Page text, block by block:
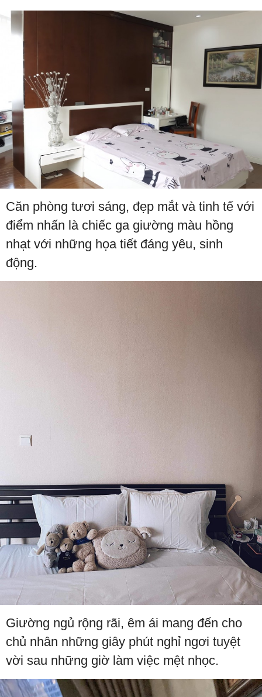
Căn phòng tươi sáng, đẹp mắt và tinh tế với
điểm nhấn là chiếc ga giường màu hồng
nhạt với những họa tiết đáng yêu, sinh
động.
Giường ngủ rộng rãi, êm ái mang đến cho
chủ nhân những giây phút nghỉ ngơi tuyệt
vời sau những giờ làm việc mệt nhọc.